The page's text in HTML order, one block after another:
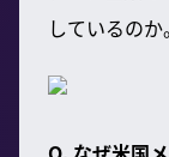
しているのか。